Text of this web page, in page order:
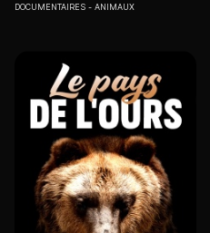
DOCUMENTAIRES ANIMAUX